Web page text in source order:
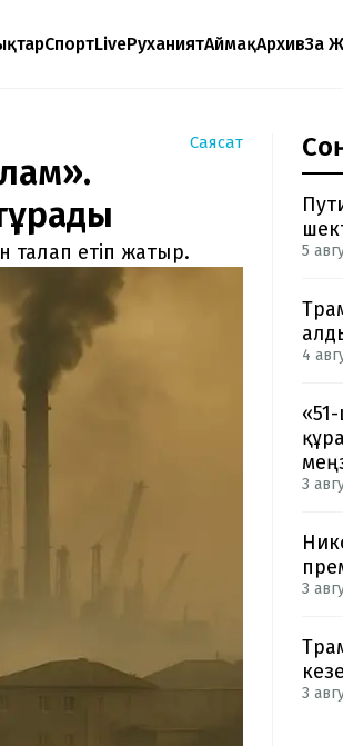
СпортLiveРуханиятАймақАрхивЗаң
Саясат
талап етіп жатыр. 5
4
3
3
3